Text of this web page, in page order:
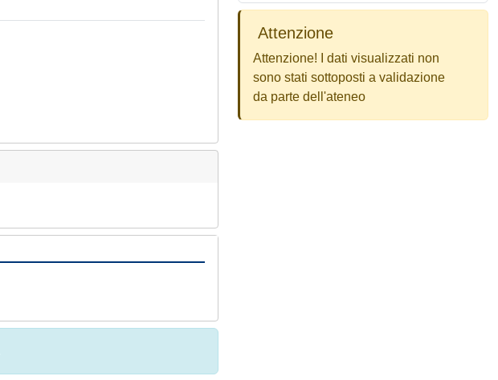
Attenzione
Attenzione! I dati visualizzati non
sono stati sottoposti a validazione
da parte dell'ateneo